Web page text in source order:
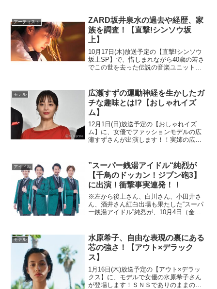
アーティスト
ZARD坂井泉水の過去や経歴、家
族を調査！【直撃!シンソウ坂
上】
10月17日(木)放送予定の【直撃!シンソウ
坂上SP】で、惜しまれながら40歳の若さ
でこの世を去った伝説の音楽ユニット
ってきた過去や経歴、家族を調査してみ
ました。一...
モデル
広瀬すずの運動神経を生かしたガ
チな趣味とは!?【おしゃれイズ
ム】
12月1日(日)放送予定の【おしゃれイズ
ム】に、女優でファッションモデルの広
瀬すずさんが出演します！！実姉の広瀬
が、抜群の運動神経を生かした趣味がガ
チすぎると話題にな...
アイドル
”スーパー銭湯アイドル“純烈が
【千鳥のドッカン！ジブン砲3】
に出演！衝撃事実連発！！
※左から後上さん、白川さん、小田井さ
ん、酒井さん紅白出場も果たした“スーパ
ー銭湯アイドル”純烈が、10月4日（金）
ロー出身俳優という異色のグループ純烈
をあらためて紹...
モデル
水原希子、自由な表現の裏にある
芯の強さ！【アウト×デラック
ス】
1月16日(木)放送予定の【アウト×デラッ
クス】に、モデルで女優の水原希子さん
が登場します！ＳＮＳでありのままの自